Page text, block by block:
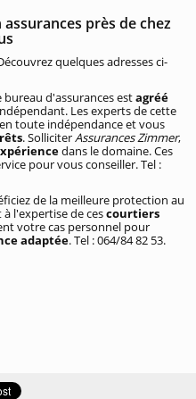
près de chez
quelques adresses ci-
bureau d'assurances estagréé
Les experts de cette
toute indépendance et vous
. SolliciterAssurances Zimmer,
dans le domaine. Ces
pour vous conseiller. Tel :
de la meilleure protection au
l'expertise de cescourtiers
votre cas personnel pour
adaptée. Tel : 064/84 82 53.